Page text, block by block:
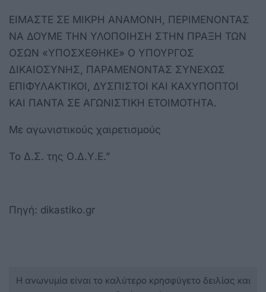
ΕΙΜΑΣΤΕ ΣΕ ΜΙΚΡΗ ΑΝΑΜΟΝΗ, ΠΕΡΙΜΕΝΟΝΤΑΣ
ΝΑ ΔΟΥΜΕ ΤΗΝ ΥΛΟΠΟΙΗΣΗ ΣΤΗΝ ΠΡΑΞΗ ΤΩΝ
ΟΣΩΝ «ΥΠΟΣΧΕΘΗΚΕ» Ο ΥΠΟΥΡΓΟΣ
ΔΙΚΑΙΟΣΥΝΗΣ, ΠΑΡΑΜΕΝΟΝΤΑΣ ΣΥΝΕΧΩΣ
ΕΠΙΦΥΛΑΚΤΙΚΟΙ, ΔΥΣΠΙΣΤΟΙ ΚΑΙ ΚΑΧΥΠΟΠΤΟΙ
ΚΑΙ ΠΑΝΤΑ ΣΕ ΑΓΩΝΙΣΤΙΚΗ ΕΤΟΙΜΟΤΗΤΑ.
Με αγωνιστικούς χαιρετισμούς
Το Δ.Σ. της Ο.Δ.Υ.Ε.”
Πηγή: dikastiko.gr
Η ανωνυμία είναι το καλύτερο κρησφύγετο δειλίας και